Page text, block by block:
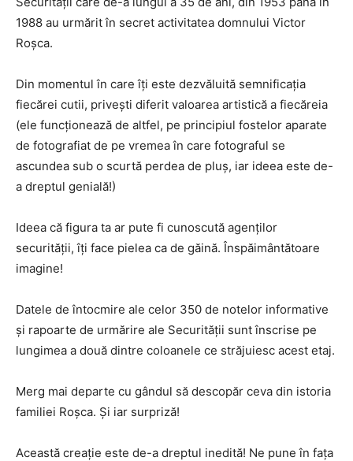
1988 au urmărit în secret activitatea domnului Victor
Roșca.
Din momentul în care îți este dezvăluită semnificația
fiecărei cutii, privești diferit valoarea artistică a fiecăreia
(ele funcționează de altfel, pe principiul fostelor aparate
de fotografiat de pe vremea în care fotograful se
ascundea sub o scurtă perdea de pluș, iar ideea este de-
a dreptul genială!)
Ideea că figura ta ar pute fi cunoscută agenților
securității, îți face pielea ca de găină. Înspăimântătoare
imagine!
Datele de întocmire ale celor 350 de notelor informative
și rapoarte de urmărire ale Securității sunt înscrise pe
lungimea a două dintre coloanele ce străjuiesc acest etaj.
Merg mai departe cu gândul să descopăr ceva din istoria
familiei Roșca. Și iar surpriză!
Această creație este de-a dreptul inedită! Ne pune în fața